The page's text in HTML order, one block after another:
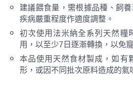
建議餵食量，需根據品種、飼
疾病嚴重程度作適度調整。
初次使用法米納全系列天然糧
用，以至少7日逐漸轉換，以免
本品使用天然食材製成，如有
形，或因不同批次原料造成的氣